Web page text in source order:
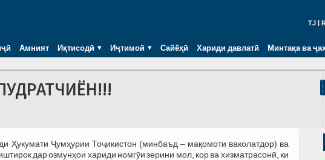
TJ
Амният Иқтисодӣ Иҷтимоӣ Сайёҳӣ Хариди давлатӣ Минтақа ва
Ҳукумати Ҷумҳурии Тоҷикистон (минбаъд – мақомоти ваколатдор) ва
дар озмунҳои хариди номгӯи зерини мол, кор ва хизматрасонӣ, ки